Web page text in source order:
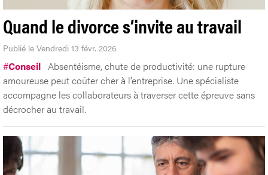
Quand le divorce s’invite au travail
Publié le Vendredi 13 févr. 2026
#Conseil Absentéisme, chute de productivité: une rupture
amoureuse peut coûter cher à l’entreprise. Une spécialiste
accompagne les collaborateurs à traverser cette épreuve sans
décrocher au travail.